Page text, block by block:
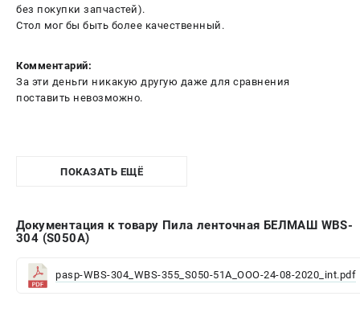
без покупки запчастей).
Стол мог бы быть более качественный.
Комментарий:
За эти деньги никакую другую даже для сравнения
поставить невозможно.
ПОКАЗАТЬ ЕЩЁ
Документация к товару Пила ленточная БЕЛМАШ WBS-
304 (S050A)
pasp-WBS-304_WBS-355_S050-51A_OOO-24-08-2020_int.pdf